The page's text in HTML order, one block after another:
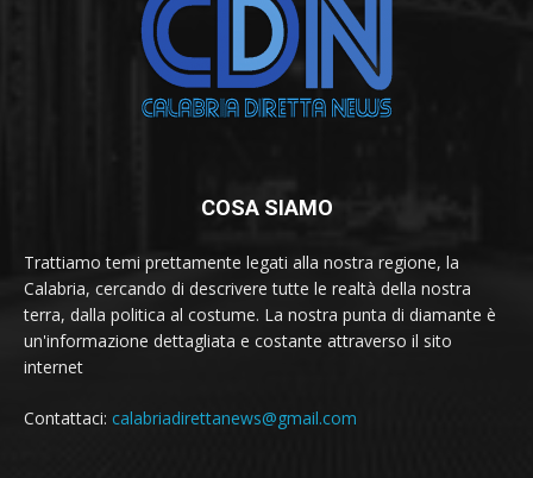
COSA SIAMO
Trattiamo temi prettamente legati alla nostra regione, la
Calabria, cercando di descrivere tutte le realtà della nostra
terra, dalla politica al costume. La nostra punta di diamante è
un'informazione dettagliata e costante attraverso il sito
internet
Contattaci: calabriadirettanews@gmail.com